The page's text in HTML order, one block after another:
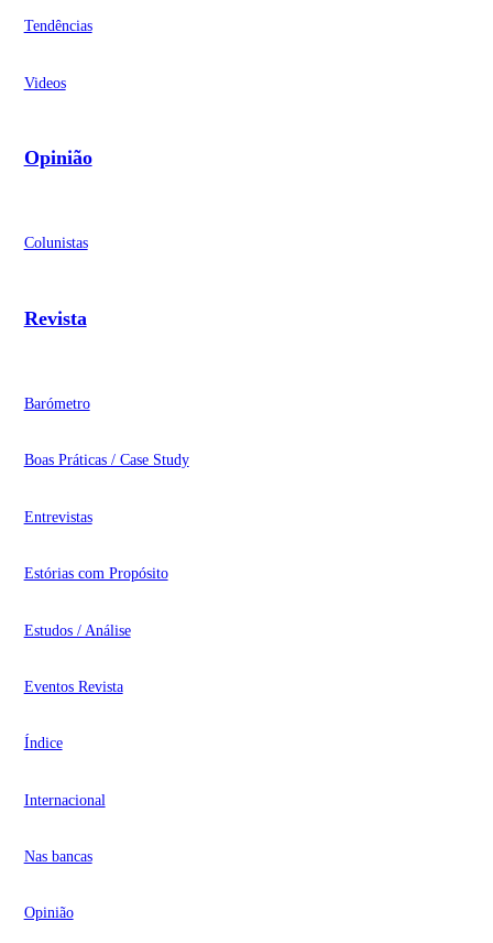
Tendências
Videos
Opinião
Colunistas
Revista
Barómetro
Boas Práticas / Case Study
Entrevistas
Estórias com Propósito
Estudos / Análise
Eventos Revista
Índice
Internacional
Nas bancas
Opinião